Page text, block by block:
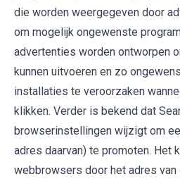
die worden weergegeven door
om mogelijk ongewenste
advertenties worden ontworpen
kunnen uitvoeren en zo
installaties te veroorzaken
klikken. Verder is bekend dat
browserinstellingen wijzigt om
adres daarvan) te promoten. Het
webbrowsers door het adres van